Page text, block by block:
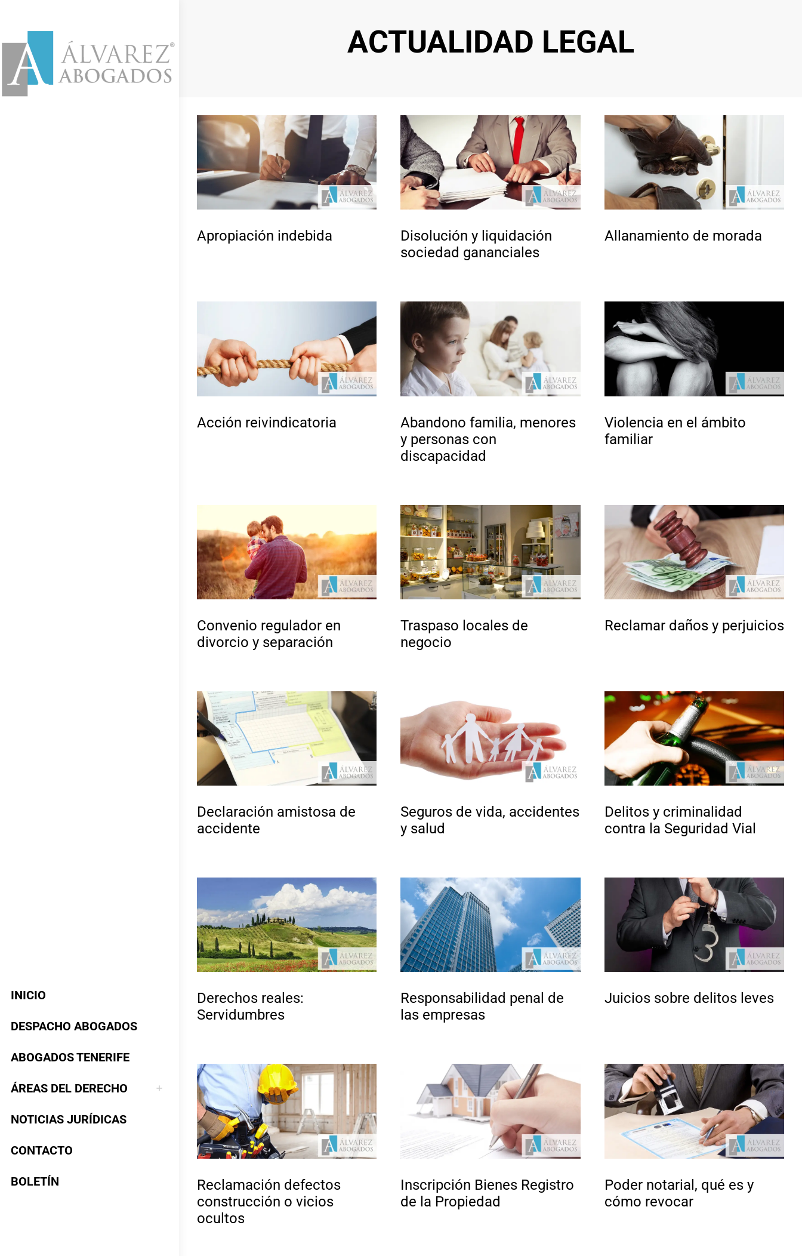
INICIO
DESPACHO ABOGADOS
ABOGADOS TENERIFE
ÁREAS DEL DERECHO
NOTICIAS JURÍDICAS
CONTACTO
BOLETÍN
ACTUALIDAD LEGAL
Apropiación indebida
Disolución y liquidación
sociedad gananciales
Allanamiento de morada
Acción reivindicatoria
Abandono familia, menores
y personas con
discapacidad
Violencia en el ámbito
familiar
Convenio regulador en
divorcio y separación
Traspaso locales de
negocio
Reclamar daños y perjuicios
Declaración amistosa de
accidente
Seguros de vida, accidentes
y salud
Delitos y criminalidad
contra la Seguridad Vial
Derechos reales:
Servidumbres
Responsabilidad penal de
las empresas
Juicios sobre delitos leves
Reclamación defectos
construcción o vicios
ocultos
Inscripción Bienes Registro
de la Propiedad
Poder notarial, qué es y
cómo revocar